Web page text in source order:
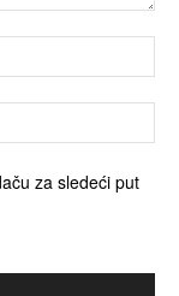
za sledeći put